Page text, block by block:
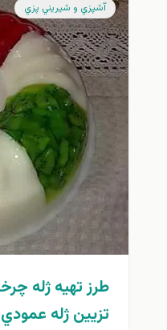
آشپزي و شيريني پزي
طرز تهيه ژله
تزيين ژله عمودي